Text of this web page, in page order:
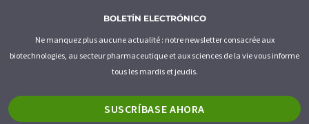
BOLETÍN ELECTRÓNICO
Ne manquez plus aucune actualité : notre newsletter consacrée aux
biotechnologies, au secteur pharmaceutique et aux sciences de la vie vous informe
tous les mardis et jeudis.
SUSCRÍBASE AHORA